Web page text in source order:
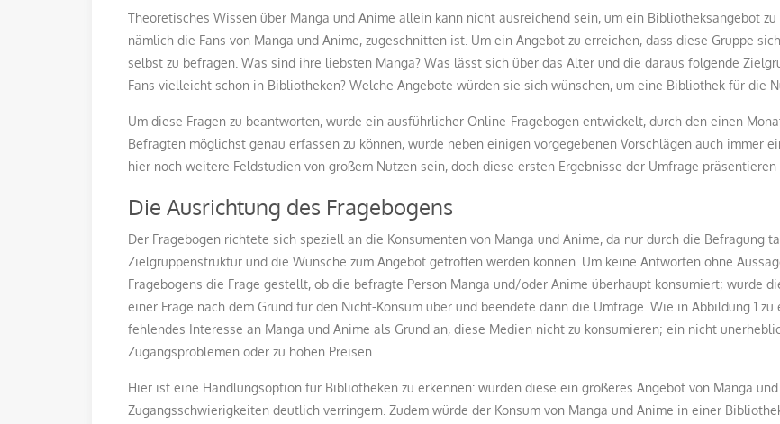
Theoretisches Wissen über Manga und Anime allein kann nicht ausreichend sein, um ein Bibliotheksangebot
nämlich die Fans von Manga und Anime, zugeschnitten ist. Um ein Angebot zu erreichen, dass diese Gruppe
selbst zu befragen. Was sind ihre liebsten Manga? Was lässt sich über das Alter und die daraus folgende
Fans vielleicht schon in Bibliotheken? Welche Angebote würden sie sich wünschen, um eine Bibliothek für die
Um diese Fragen zu beantworten, wurde ein ausführlicher Online-Fragebogen entwickelt, durch den einen
Befragten möglichst genau erfassen zu können, wurde neben einigen vorgegebenen Vorschlägen auch immer
hier noch weitere Feldstudien von großem Nutzen sein, doch diese ersten Ergebnisse der Umfrage
Die Ausrichtung des Fragebogens
Der Fragebogen richtete sich speziell an die Konsumenten von Manga und Anime, da nur durch die Befragung
Zielgruppenstruktur und die Wünsche zum Angebot getroffen werden können. Um keine Antworten ohne
Fragebogens die Frage gestellt, ob die befragte Person Manga und/oder Anime überhaupt konsumiert; wurde
einer Frage nach dem Grund für den Nicht-Konsum über und beendete dann die Umfrage. Wie in Abbildung 1
fehlendes Interesse an Manga und Anime als Grund an, diese Medien nicht zu konsumieren; ein nicht
Zugangsproblemen oder zu hohen Preisen.
Hier ist eine Handlungsoption für Bibliotheken zu erkennen: würden diese ein größeres Angebot von Manga
Zugangsschwierigkeiten deutlich verringern. Zudem würde der Konsum von Manga und Anime in einer